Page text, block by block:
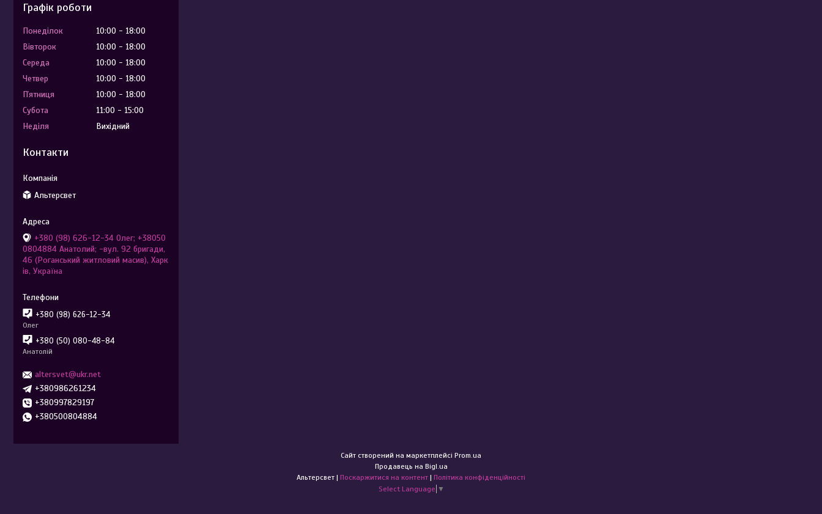
Графік роботи
Понеділок 10:00
18:00
Вівторок
10:00
18:00
Середа
10:00
18:00
Четвер
10:00
18:00
Пʼятниця
10:00
18:00
Субота
11:00
15:00
Неділя
Вихідний
Контакти
Альтерсвет
+380 (98) 626-12-34 Олег; +38050
0804884 Анатолий; -вул. 92 бригади,
46 (Роганський житловий масив), Харк
ів, Україна
+380 (98) 626-12-34
Олег
+380 (50) 080-48-84
Анатолій
altersvet@ukr.net
+380986261234
+380997829197
+380500804884
Сайт створений на маркетплейсі Prom.ua
Продавець на Bigl.ua
Альтерсвет | Поскаржитися на контент | Політика конфіденційності
Select Language ▼